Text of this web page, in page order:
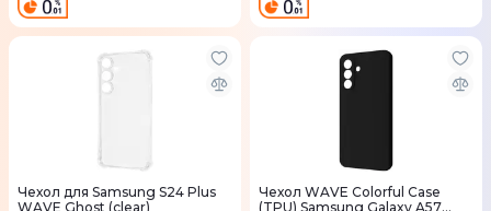
Чехол для Samsung S24 Plus
WAVE Ghost (clear)
Чехол WAVE Colorful Case
(TPU) Samsung Galaxy A57